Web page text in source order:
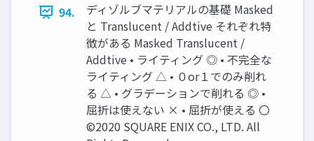
94.
ディゾルブマテリアルの基礎 Masked
と Translucent / Addtive それぞれ特
徴がある Masked Translucent /
Addtive • ライティング ◎ • 不完全な
ライティング △ • ０or１でのみ削れ
る △ • グラデーションで削れる ◎ •
屈折は使えない × • 屈折が使える 〇
©2020 SQUARE ENIX CO., LTD. All